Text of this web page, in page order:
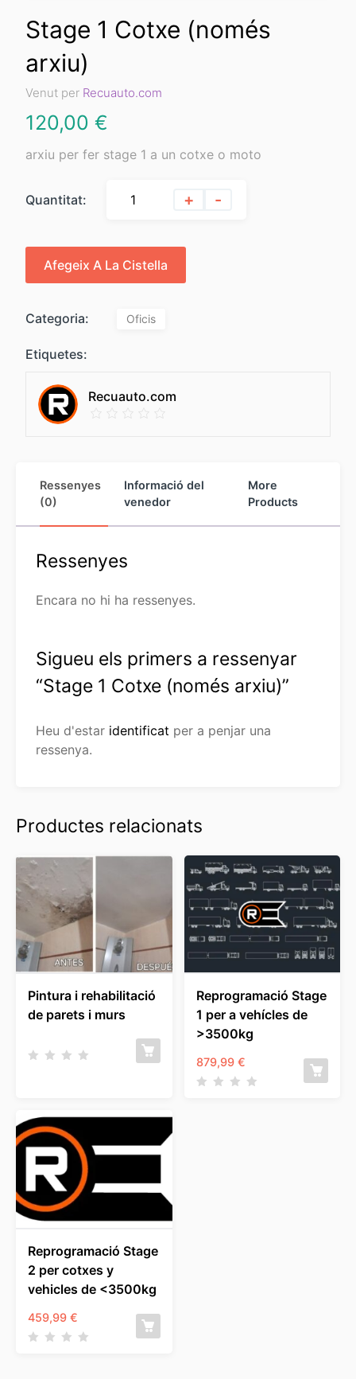
Stage 1 Cotxe (només
arxiu)
Venut per Recuauto.com
120,00 €
arxiu per fer stage 1 a un cotxe o moto
Quantitat: + -
Afegeix A La Cistella
Categoria: Oficis
Etiquetes:
Recuauto.com
Ressenyes
(0)
Informació del
venedor
More
Products
Ressenyes
Encara no hi ha ressenyes.
Sigueu els primers a ressenyar
“Stage 1 Cotxe (només arxiu)”
Heu d'estar identificat per a penjar una
ressenya.
Productes relacionats
Pintura i rehabilitació
de parets i murs
Reprogramació Stage
1 per a vehícles de
>3500kg
879,99 €
Reprogramació Stage
2 per cotxes y
vehicles de <3500kg
459,99 €